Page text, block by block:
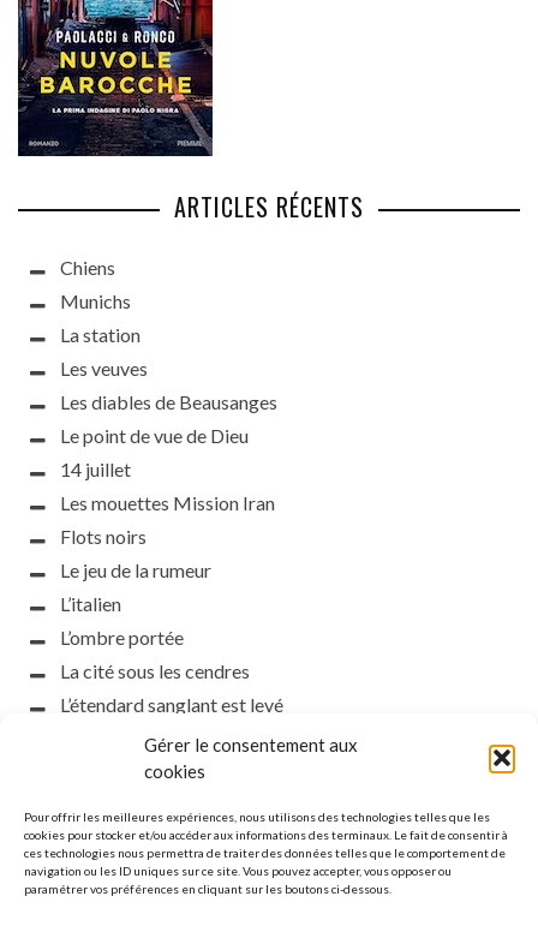
Gérer le consentement aux
cookies
Pour offrir les meilleures expériences, nous utilisons des technologies telles que les
cookies pour stocker et/ou accéder aux informations des terminaux. Le fait de consentir à
ces technologies nous permettra de traiter des données telles que le comportement de
navigation ou les ID uniques sur ce site. Vous pouvez accepter, vous opposer ou
paramétrer vos préférences en cliquant sur les boutons ci-dessous.
ARTICLES RÉCENTS
Chiens
Munichs
La station
Les veuves
Les diables de Beausanges
Le point de vue de Dieu
14 juillet
Les mouettes Mission Iran
Flots noirs
Le jeu de la rumeur
L’italien
L’ombre portée
La cité sous les cendres
L’étendard sanglant est levé
L’incident d’Helsinki
la petite fasciste
Loch noir
Que s’obscurcissent le soleil et la lumière